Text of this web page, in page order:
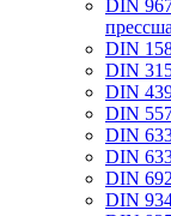
DIN
DIN
DIN
DIN
DIN
DIN
DIN
DIN
DIN